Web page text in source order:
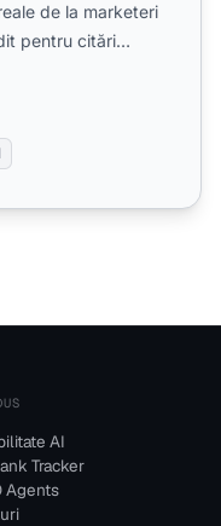
de la marketeri
pentru citări
AI
Tracker
Agents